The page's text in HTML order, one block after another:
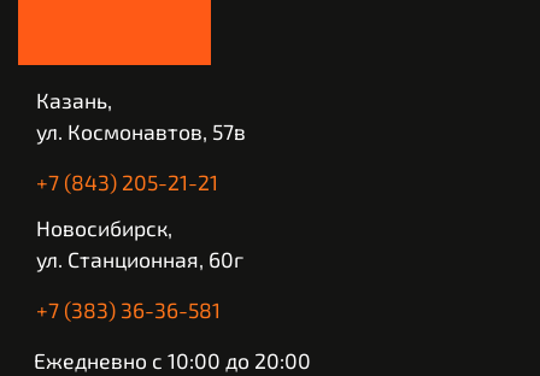
Казань,
ул. Космонавтов, 57в
+7 (843) 205-21-21
Новосибирск,
ул. Станционная, 60г
+7 (383) 36-36-581
Ежедневно с 10:00 до 20:00